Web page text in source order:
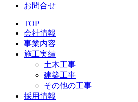
お問合せ
TOP
会社情報
事業内容
施工実績
土木工事
建築工事
その他の工事
採用情報